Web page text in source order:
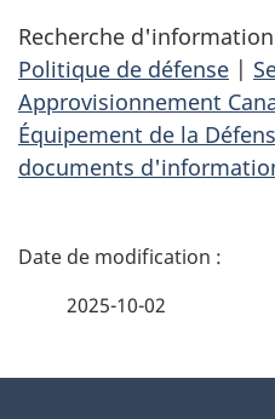
Recherche
Politique de défense |
Approvisionnement
Équipement de la
documents
D
2025-10-02